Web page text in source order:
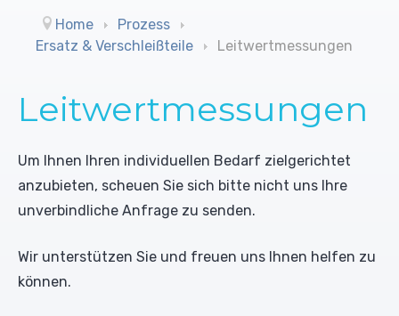
Home
Prozess
Ersatz & Verschleißteile
Leitwertmessungen
Leitwertmessungen
Um Ihnen Ihren individuellen Bedarf zielgerichtet
anzubieten, scheuen Sie sich bitte nicht uns Ihre
unverbindliche Anfrage zu senden.
Wir unterstützen Sie und freuen uns Ihnen helfen zu
können.
Reinigungsmittel (UO)
Desinfektionsmittel
Biozide
Trommelbandfilter
Schrägbandfilter
Mischdüsensysteme ohne Luft
Sonderlösungen
Leitwertmessungen
Schreiber
Rührwerke
Pumpen